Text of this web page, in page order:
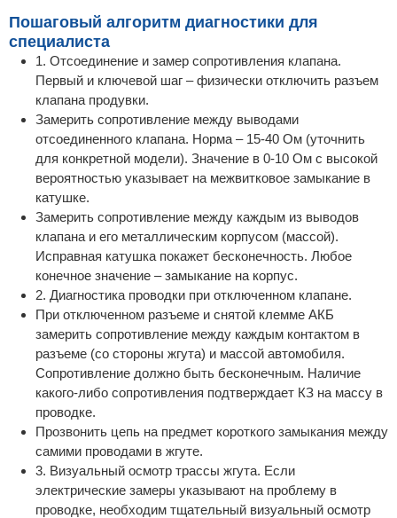
Пошаговый алгоритм диагностики для
специалиста
1. Отсоединение и замер сопротивления клапана.
Первый и ключевой шаг – физически отключить разъем
клапана продувки.
Замерить сопротивление между выводами
отсоединенного клапана. Норма – 15-40 Ом (уточнить
для конкретной модели). Значение в 0-10 Ом с высокой
вероятностью указывает на межвитковое замыкание в
катушке.
Замерить сопротивление между каждым из выводов
клапана и его металлическим корпусом (массой).
Исправная катушка покажет бесконечность. Любое
конечное значение – замыкание на корпус.
2. Диагностика проводки при отключенном клапане.
При отключенном разъеме и снятой клемме АКБ
замерить сопротивление между каждым контактом в
разъеме (со стороны жгута) и массой автомобиля.
Сопротивление должно быть бесконечным. Наличие
какого-либо сопротивления подтверждает КЗ на массу в
проводке.
Прозвонить цепь на предмет короткого замыкания между
самими проводами в жгуте.
3. Визуальный осмотр трассы жгута. Если
электрические замеры указывают на проблему в
проводке, необходим тщательный визуальный осмотр